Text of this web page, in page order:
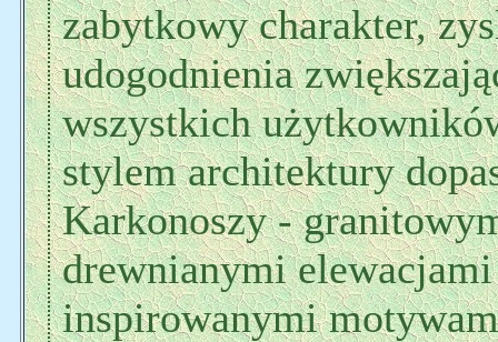
zabytkowy charakter,
udogodnienia
wszystkich
stylem architektury
Karkonoszy -
drewnianymi
inspirowanymi